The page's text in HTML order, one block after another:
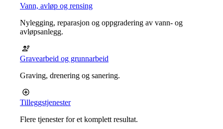
Vann, avløp og rensing
Nylegging, reparasjon og oppgradering av vann- og
avløpsanlegg.
Gravearbeid og grunnarbeid
Graving, drenering og sanering.
Tilleggstjenester
Flere tjenester for et komplett resultat.